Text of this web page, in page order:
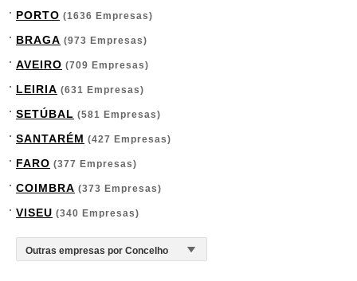
PORTO (1636 Empresas)
BRAGA (973 Empresas)
AVEIRO (709 Empresas)
LEIRIA (631 Empresas)
SETÚBAL (581 Empresas)
SANTARÉM (427 Empresas)
FARO (377 Empresas)
COIMBRA (373 Empresas)
VISEU (340 Empresas)